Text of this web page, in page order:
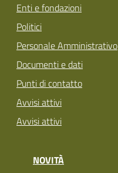
Enti e fondazioni
Politici
Personale Amministrativo
Documenti e dati
Punti di contatto
Avvisi attivi
Avvisi attivi
NOVITÀ